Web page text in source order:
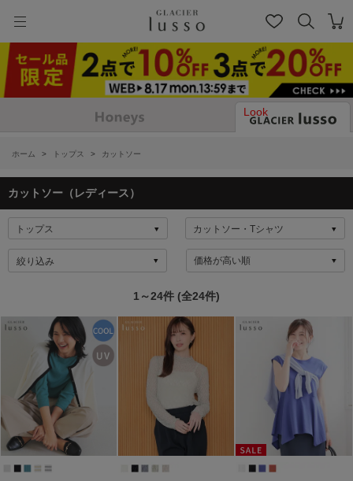
Look
ホーム > トップス > カットソー
カットソー（レディース）
絞り込み
1～24件 (全24件)